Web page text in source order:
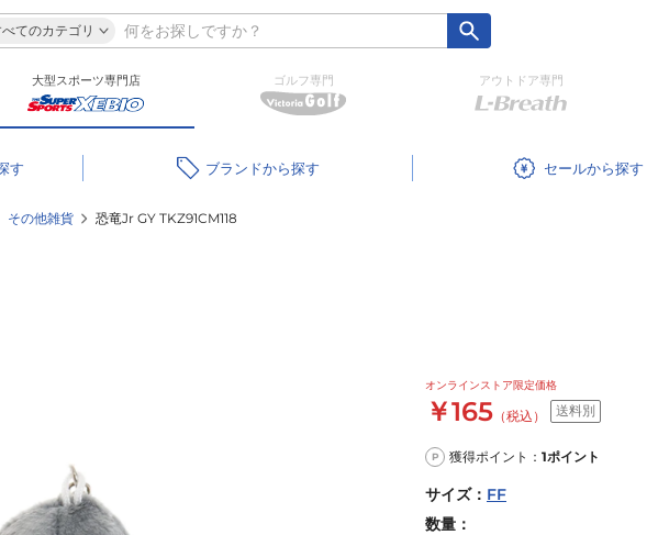
てのカテゴリ
大型スポーツ専門店 ゴルフ専門 アウトドア専門
ブランド セール
その他雑貨 恐竜Jr GY TKZ91CM118
オンラインストア限定価格
￥165 （税込） 送料別
P 獲得ポイント： 1ポイント
サイズ： FF
数量：